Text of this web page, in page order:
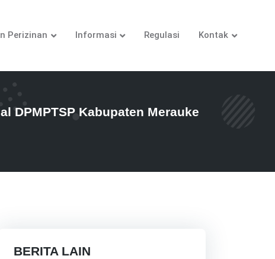
Perizinan Informasi Regulasi Kontak
DPMPTSP Kabupaten Merauke
BERITA LAIN